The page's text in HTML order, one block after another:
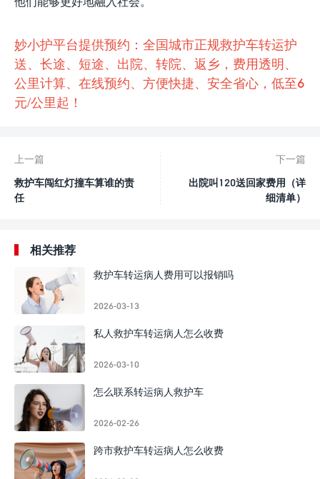
妙小护平台提供预约：全国城市正规救护车转运护
送、长途、短途、出院、转院、返乡，费用透明、
公里计算、在线预约、方便快捷、安全省心，低至6
元/公里起！
上一篇
救护车闯红灯撞车算谁的责
任
下一篇
出院叫120送回家费用（详
细清单）
相关推荐
救护车转运病人费用可以报销吗
2026-03-13
私人救护车转运病人怎么收费
2026-03-10
怎么联系转运病人救护车
2026-02-26
跨市救护车转运病人怎么收费